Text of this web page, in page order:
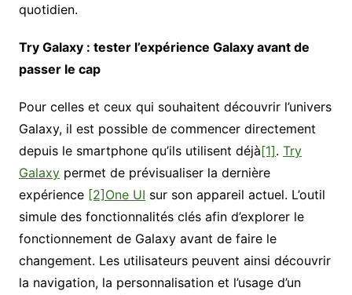
quotidien.
Try Galaxy : tester l’expérience Galaxy avant de
passer le cap
Pour celles et ceux qui souhaitent découvrir l’univers
Galaxy, il est possible de commencer directement
depuis le smartphone qu’ils utilisent déjà[1]. Try
Galaxypermet de prévisualiser la dernière
expérience [2]One UI sur son appareil actuel. L’outil
simule des fonctionnalités clés afin d’explorer le
fonctionnement de Galaxy avant de faire le
changement. Les utilisateurs peuvent ainsi découvrir
la navigation, la personnalisation et l’usage d’un